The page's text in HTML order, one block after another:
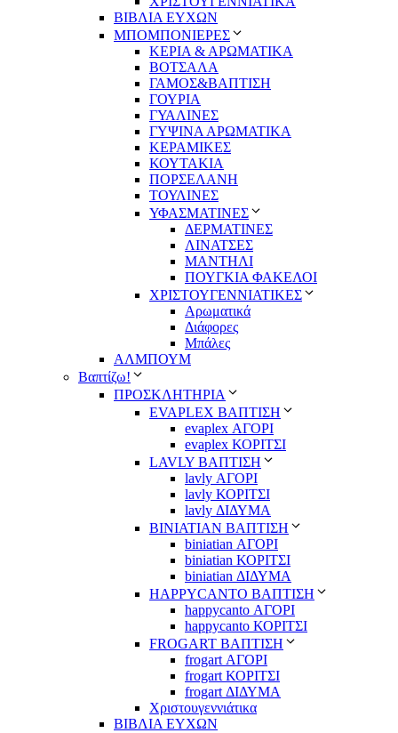
ΒΙΒΛΙΑ ΕΥΧΩΝ
ΜΠΟΜΠΟΝΙΕΡΕΣ
ΚΕΡΙΑ & ΑΡΩΜΑΤΙΚΑ
ΒΟΤΣΑΛΑ
ΓΑΜΟΣ&ΒΑΠΤΙΣΗ
ΓΟΥΡΙΑ
ΓΥΑΛΙΝΕΣ
ΓΥΨΙΝΑ ΑΡΩΜΑΤΙΚΑ
ΚΕΡΑΜΙΚΕΣ
ΚΟΥΤΑΚΙΑ
ΠΟΡΣΕΛΑΝΗ
ΤΟΥΛΙΝΕΣ
ΥΦΑΣΜΑΤΙΝΕΣ
ΔΕΡΜΑΤΙΝΕΣ
ΛΙΝΑΤΣΕΣ
ΜΑΝΤΗΛΙ
ΠΟΥΓΚΙΑ ΦΑΚΕΛΟΙ
ΧΡΙΣΤΟΥΓΕΝΝΙΑΤΙΚΕΣ
Αρωματικά
Διάφορες
Μπάλες
ΑΛΜΠΟΥΜ
Βαπτίζω!
ΠΡΟΣΚΛΗΤΗΡΙΑ
EVAPLEX ΒΑΠΤΙΣΗ
evaplex ΑΓΟΡΙ
evaplex ΚΟΡΙΤΣΙ
LAVLY ΒΑΠΤΙΣΗ
lavly ΑΓΟΡΙ
lavly ΚΟΡΙΤΣΙ
lavly ΔΙΔΥΜΑ
ΒΙΝΙΑΤΙΑΝ ΒΑΠΤΙΣΗ
biniatian ΑΓΟΡΙ
biniatian ΚΟΡΙΤΣΙ
biniatian ΔΙΔΥΜΑ
HAPPYCANTO ΒΑΠΤΙΣΗ
happycanto ΑΓΟΡΙ
happycanto ΚΟΡΙΤΣΙ
FROGART ΒΑΠΤΙΣΗ
frogart ΑΓΟΡΙ
frogart ΚΟΡΙΤΣΙ
frogart ΔΙΔΥΜΑ
Χριστουγεννιάτικα
ΒΙΒΛΙΑ ΕΥΧΩΝ